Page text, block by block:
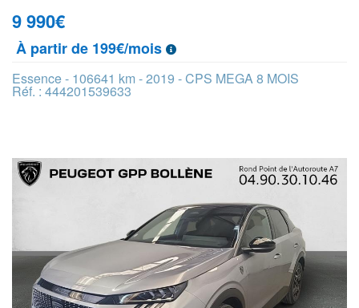
9 990€
À partir de 199€/mois
Essence - 106641 km - 2019 - CPS MEGA 8 MOIS
Réf. : 444201539633